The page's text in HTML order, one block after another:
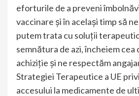
eforturile de a preveni
vaccinare şi în acelaşi timp să
putem trata cu soluţii
semnătura de azi, încheiem cea
achiziţie şi ne respectăm
Strategiei Terapeutice a UE
accesului la medicamente de